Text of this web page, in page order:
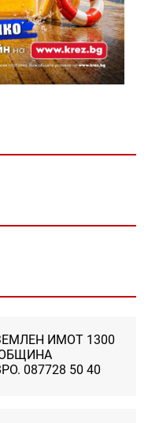
ИМОТ 1300
087728 50 40